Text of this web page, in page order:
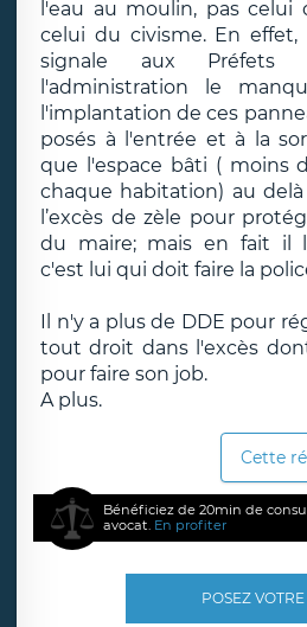
l'eau au moulin, pas celui
celui du civisme. En
signale aux Préfets
l'administration le
l'implantation de ces
posés à l'entrée et à la
que l'espace bâti ( moins
chaque habitation) au
l’excès de zèle pour
du maire; mais en fait il
c'est lui qui doit faire la
Il n'y a plus de DDE pour
tout droit dans l'excès
pour faire son job.
A plus.
Cette
Bénéficiez de 20min de
avocat. En profiter
POSEZ